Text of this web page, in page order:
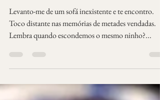
Desencantos Ausentes
Levanto-me de um sofá inexistente e te encontro.
Toco distante nas memórias de metades vendadas.